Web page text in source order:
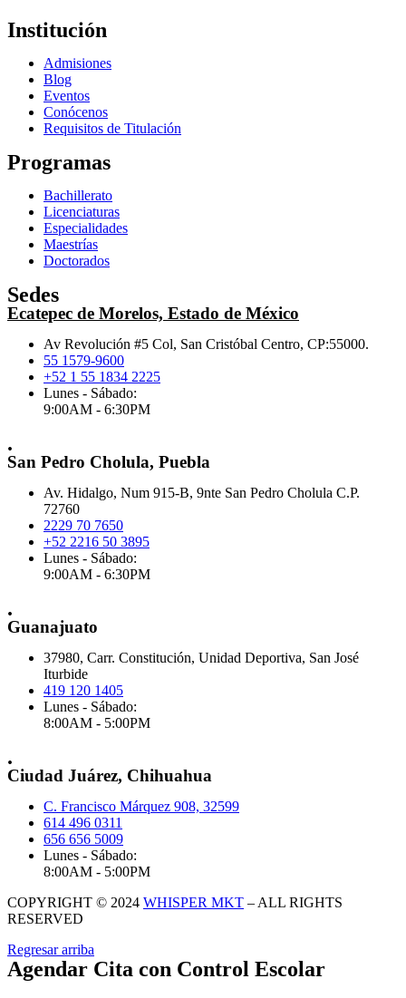
Institución
Admisiones
Blog
Eventos
Conócenos
Requisitos de Titulación
Programas
Bachillerato
Licenciaturas
Especialidades
Maestrías
Doctorados
Sedes
Ecatepec de Morelos, Estado de México
Av Revolución #5 Col, San Cristóbal Centro, CP:55000.
55 1579-9600
+52 1 55 1834 2225
Lunes - Sábado:
9:00AM - 6:30PM
.
San Pedro Cholula, Puebla
Av. Hidalgo, Num 915-B, 9nte San Pedro Cholula C.P.
72760
2229 70 7650
+52 2216 50 3895
Lunes - Sábado:
9:00AM - 6:30PM
.
Guanajuato
37980, Carr. Constitución, Unidad Deportiva, San José
Iturbide
419 120 1405
Lunes - Sábado:
8:00AM - 5:00PM
.
Ciudad Juárez, Chihuahua
C. Francisco Márquez 908, 32599
614 496 0311
656 656 5009
Lunes - Sábado:
8:00AM - 5:00PM
COPYRIGHT © 2024 WHISPER MKT – ALL RIGHTS
RESERVED
Regresar arriba
Agendar Cita con Control Escolar